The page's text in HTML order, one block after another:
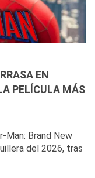
EN
PELÍCULA MÁS
Man: Brand New
del 2026, tras